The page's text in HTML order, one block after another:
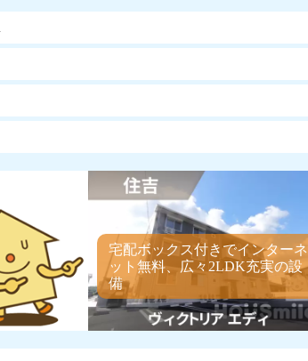
宅配ボックス付きでインターネ
ット無料、広々2LDK充実の設
備